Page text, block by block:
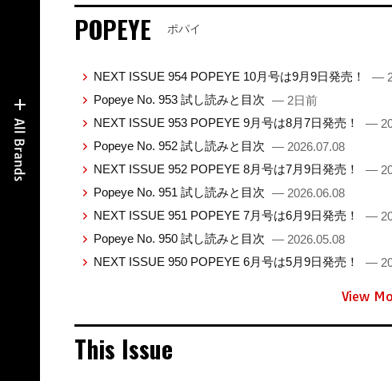
POPEYE ポパイ
NEXT ISSUE 954 POPEYE 10月号は9月9日発売！
—
Popeye No. 953 試し読みと目次 — 2日前
NEXT ISSUE 953 POPEYE 9月号は8月7日発売！
—
Popeye No. 952 試し読みと目次 — 2026.07.08
NEXT ISSUE 952 POPEYE 8月号は7月9日発売！
—
Popeye No. 951 試し読みと目次 — 2026.06.08
NEXT ISSUE 951 POPEYE 7月号は6月9日発売！
—
Popeye No. 950 試し読みと目次 — 2026.05.08
NEXT ISSUE 950 POPEYE 6月号は5月9日発売！
—
View
This Issue